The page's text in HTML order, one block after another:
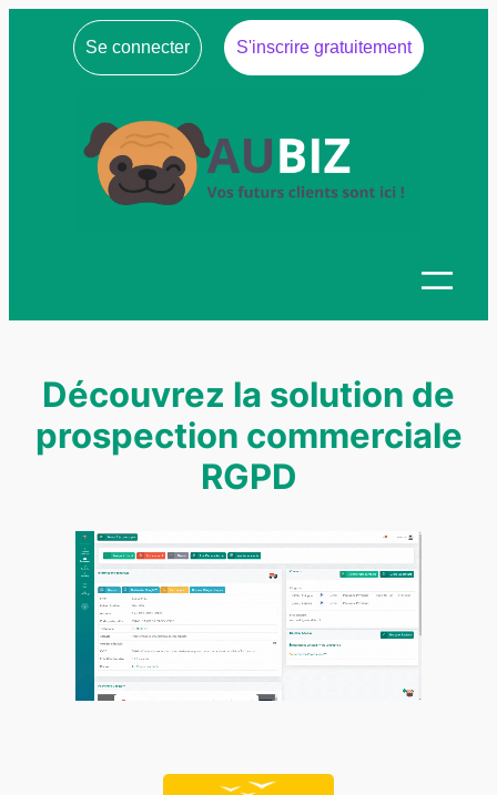
Se connecter S'inscrire gratuitement
Découvrez la solution de
prospection commerciale
RGPD